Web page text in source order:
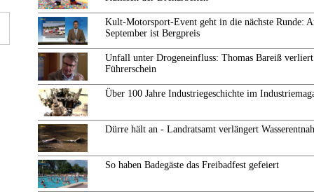
Kult-Motorsport-Event geht in die nächste Runde:
September ist Bergpreis
Unfall unter Drogeneinfluss: Thomas Bareiß verliert
Führerschein
Über 100 Jahre Industriegeschichte im
Dürre hält an - Landratsamt verlängert
So haben Badegäste das Freibadfest gefeiert